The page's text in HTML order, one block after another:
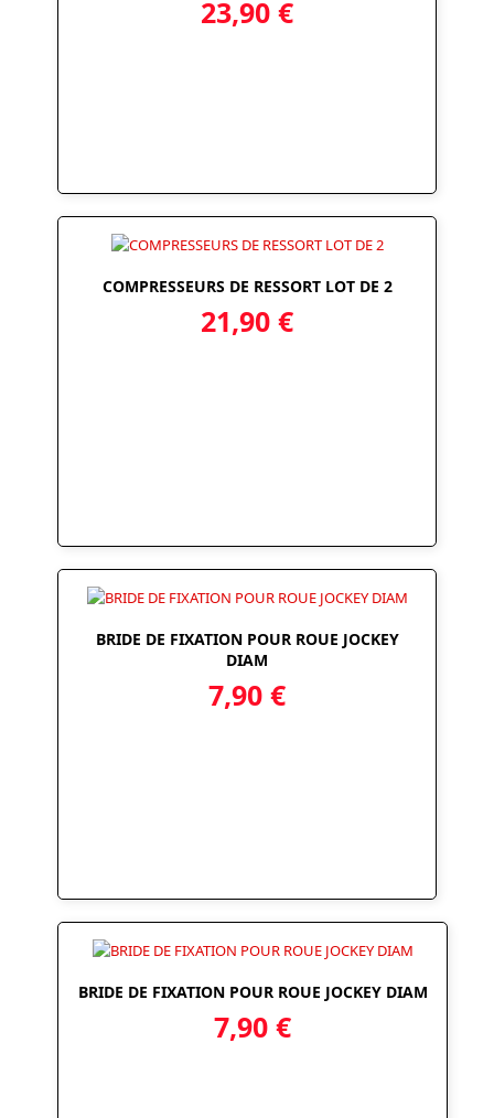
23,90 €
COMPRESSEURS DE RESSORT LOT DE 2
21,90 €
BRIDE DE FIXATION POUR ROUE JOCKEY
DIAM
7,90 €
BRIDE DE FIXATION POUR ROUE JOCKEY DIAM
7,90 €